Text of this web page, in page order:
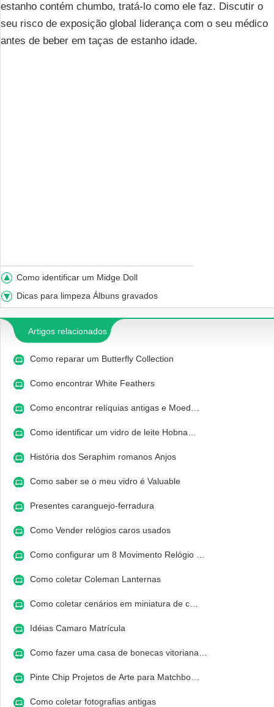
estanho contém chumbo, tratá-lo como ele faz. Discutir o
seu risco de exposição global liderança com o seu médico
antes de beber em taças de estanho idade.
Como identificar um Midge Doll
Dicas para limpeza Álbuns gravados
Artigos relacionados
Como reparar um Butterfly Collection
Como encontrar White Feathers
Como encontrar relíquias antigas e Moed…
Como identificar um vidro de leite Hobna…
História dos Seraphim romanos Anjos
Como saber se o meu vidro é Valuable
Presentes caranguejo-ferradura
Como Vender relógios caros usados ​​
Como configurar um 8 Movimento Relógio …
Como coletar Coleman Lanternas
Como coletar cenários em miniatura de c…
Idéias Camaro Matrícula
Como fazer uma casa de bonecas vitoriana…
Pinte Chip Projetos de Arte para Matchbo…
Como coletar fotografias antigas